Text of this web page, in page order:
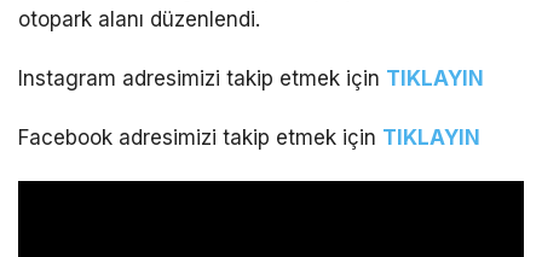
otopark alanı düzenlendi.
Instagram adresimizi takip etmek için TIKLAYIN
Facebook adresimizi takip etmek için TIKLAYIN